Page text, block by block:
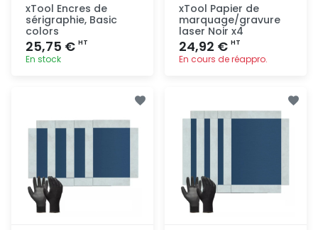
xTool Encres de
sérigraphie, Basic
colors
25,75 € HT
En stock
xTool Papier de
marquage/gravure
laser Noir x4
24,92 € HT
En cours de réappro.